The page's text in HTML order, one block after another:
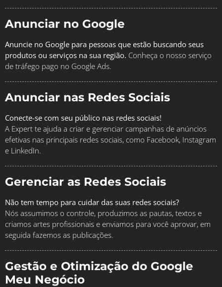
Anunciar no Google
Anuncie no Google para pessoas que estão buscando seus
produtos ou serviços na sua região. Conheça o nosso serviço
de tráfego pago no Google Ads.
Anunciar nas Redes Sociais
Conecte-se com seu público nas redes sociais!
A Expert te ajuda a criar e gerenciar campanhas de anúncios
efetivas nas principais redes sociais, como Facebook, Instagram
e LinkedIn.
Gerenciar as Redes Sociais
Não tem tempo para cuidar das suas redes sociais?
Nós assumimos o controle, produzimos as pautas, textos e
criamos artes profissionais e enviamos para você aprovar, em
seguida fazemos as publicações.
Gestão e Otimização do Google
Meu Negócio